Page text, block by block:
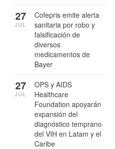
Cofepris emite alerta
sanitaria por robo y
falsificación de
diversos
medicamentos de
Bayer
27
JUL
OPS y AIDS
Healthcare
Foundation apoyarán
expansión del
diagnóstico temprano
del VIH en Latam y el
Caribe
27
JUL